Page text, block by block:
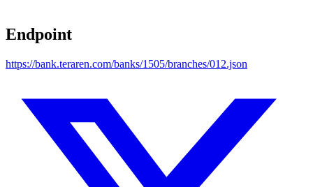
Endpoint
https://bank.teraren.com/banks/1505/branches/012.json